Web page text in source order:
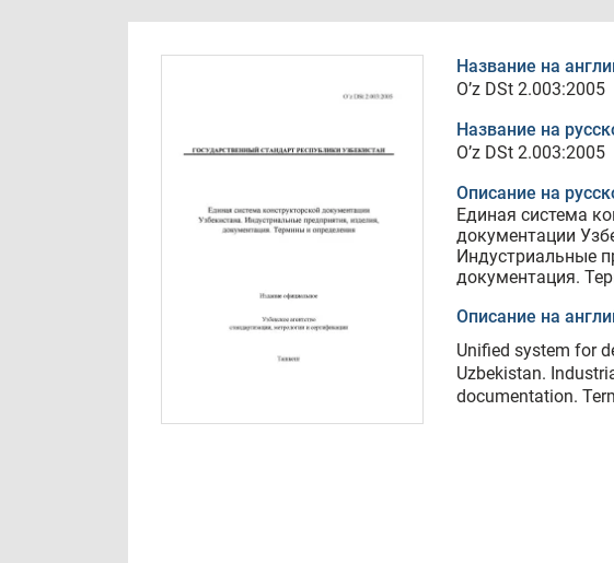
Название на
O’z DSt 2.003:2005
Название на
O’z DSt 2.003:2005
Описание на
Единая система
документации
Индустриальные
документация.
Описание на
Unified system for
Uzbekistan.
documentation.